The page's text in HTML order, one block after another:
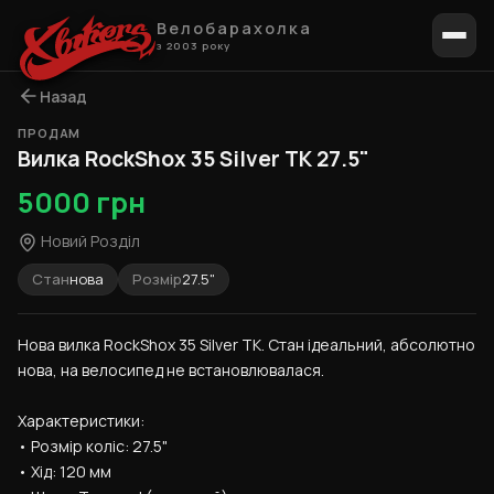
Велобарахолка
з 2003 року
Назад
ПРОДАМ
Вилка RockShox 35 Silver TK 27.5"
5000 грн
Новий Розділ
Станнова Розмір27.5"
Нова вилка RockShox 35 Silver TK. Стан ідеальний, абсолютно
нова, на велосипед не встановлювалася.
Характеристики:
• Розмір коліс: 27.5"
• Хід: 120 мм